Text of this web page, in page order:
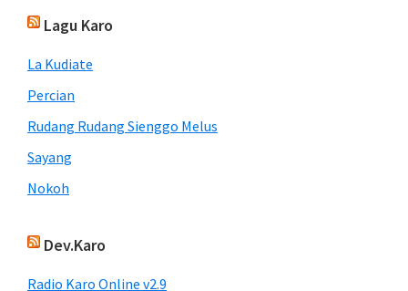
Lagu Karo
La Kudiate
Percian
Rudang Rudang Sienggo Melus
Sayang
Nokoh
Dev.Karo
Radio Karo Online v2.9